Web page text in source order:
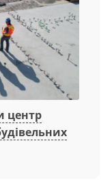
центр